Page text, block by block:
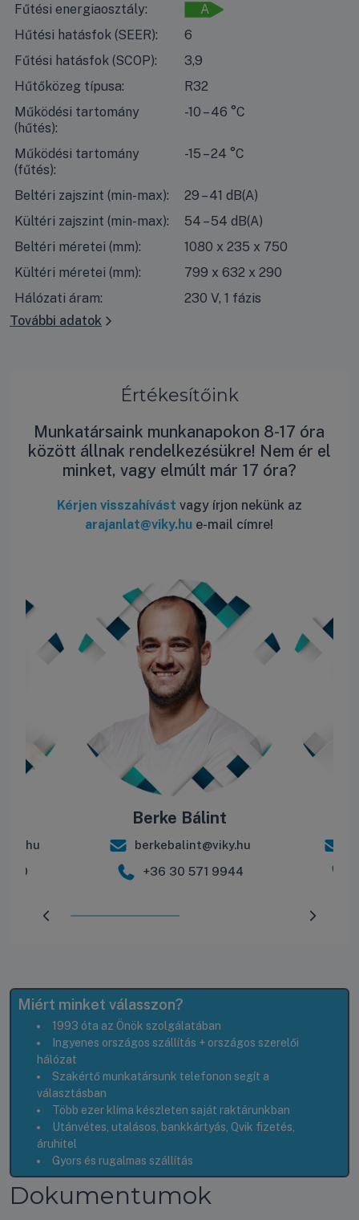
Fűtési energiaosztály:
A
Hűtési hatásfok (SEER):
6
Fűtési hatásfok (SCOP):
3,9
Hűtőközeg típusa:
R32
Működési tartomány
(hűtés):
-10 – 46 °C
Működési tartomány
(fűtés):
-15 – 24 °C
Beltéri zajszint (min-max):
29 – 41 dB(A)
Kültéri zajszint (min-max):
54 – 54 dB(A)
Beltéri méretei (mm):
1080 x 235 x 750
Kültéri méretei (mm):
799 x 632 x 290
Hálózati áram:
230 V, 1 fázis
További adatok
Értékesítőink
Munkatársaink munkanapokon 8-17 óra
között állnak rendelkezésükre! Nem ér el
minket, vagy elmúlt már 17 óra?
Kérjen visszahívást vagy írjon nekünk az
arajanlat@viky.hu e-mail címre!
Berke Bálint
berkebalint@viky.hu
+36 30 571 9944
Miért minket válasszon?
1993 óta az Önök szolgálatában
Ingyenes országos szállítás + országos szerelői
hálózat
Szakértő munkatársunk telefonon segít a
választásban
Több ezer klíma készleten saját raktárunkban
Utánvétes, utalásos, bankkártyás, Qvik fizetés,
áruhitel
Gyors és rugalmas szállítás
Dokumentumok